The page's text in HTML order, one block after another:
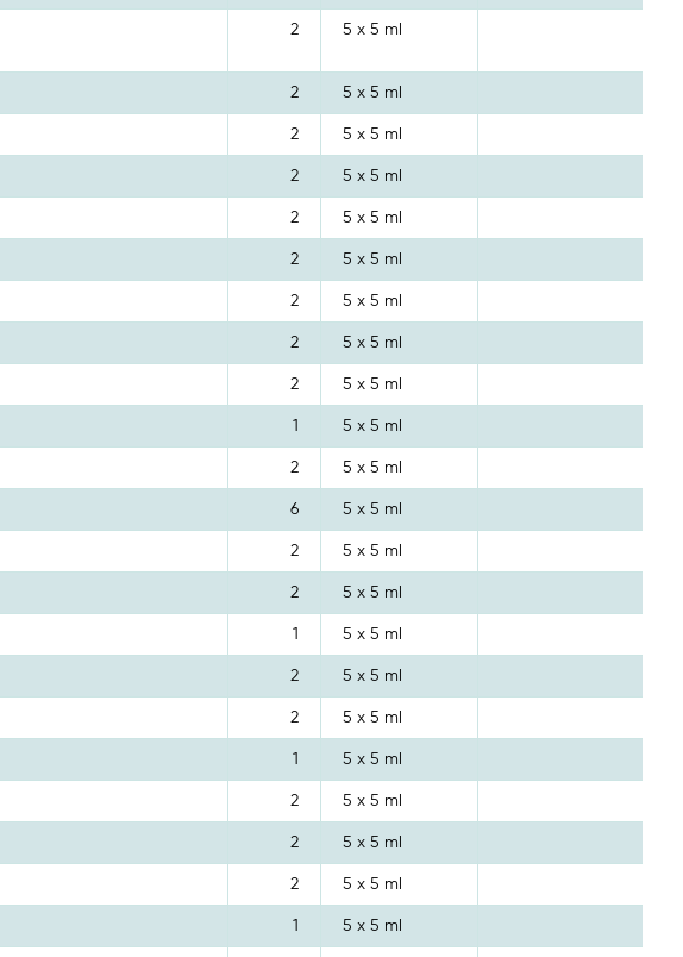
2 5 x 5 ml
2 5 x 5 ml
2 5 x 5 ml
2 5 x 5 ml
2 5 x 5 ml
2 5 x 5 ml
2 5 x 5 ml
2 5 x 5 ml
2 5 x 5 ml
1 5 x 5 ml
2 5 x 5 ml
6 5 x 5 ml
2 5 x 5 ml
2 5 x 5 ml
1 5 x 5 ml
2 5 x 5 ml
2 5 x 5 ml
1 5 x 5 ml
2 5 x 5 ml
2 5 x 5 ml
2 5 x 5 ml
1 5 x 5 ml